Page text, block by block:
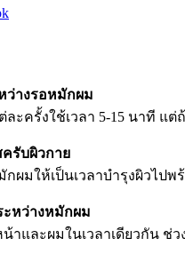
ว่างรอหมักผม
ะครั้งใช้เวลา 5-15 นาที แต่
รับผิวกาย
กผมให้เป็นเวลาบำรุงผิวไ
หว่างหมักผม
าและผมในเวลาเดียวกัน